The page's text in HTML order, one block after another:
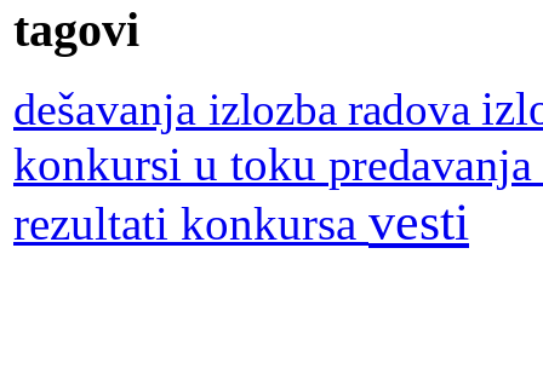
tagovi
dešavanja izlozba radova
konkursi u toku predavanja
rezultati konkursa vesti